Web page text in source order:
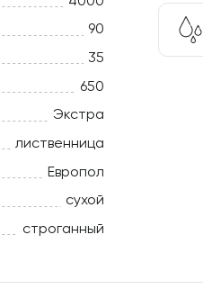
90
35
650
Экстра
лиственница
Европол
сухой
строганный